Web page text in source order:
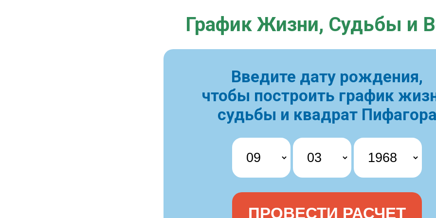
График Жизни, Судьбы и
Введите дату рождения,
чтобы построить график
судьбы и квадрат Пифагора
ПРОВЕСТИ РАСЧЕТ